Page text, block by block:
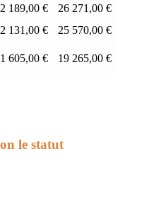
2 189,00 €
26 271,00 €
2 131,00 €
25 570,00 €
1 605,00 € 19 265,00 €
le statut